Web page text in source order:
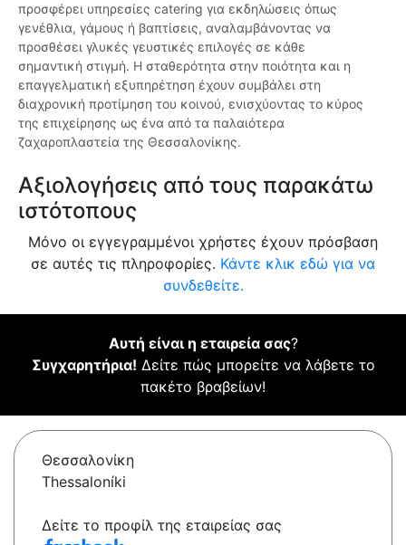
προσφέρει υπηρεσίες catering για εκδηλώσεις όπως
γενέθλια, γάμους ή βαπτίσεις, αναλαμβάνοντας να
προσθέσει γλυκές γευστικές επιλογές σε κάθε
σημαντική στιγμή. Η σταθερότητα στην ποιότητα και η
επαγγελματική εξυπηρέτηση έχουν συμβάλει στη
διαχρονική προτίμηση του κοινού, ενισχύοντας το κύρος
της επιχείρησης ως ένα από τα παλαιότερα
ζαχαροπλαστεία της Θεσσαλονίκης.
Αξιολογήσεις από τους παρακάτω
ιστότοπους
Μόνο οι εγγεγραμμένοι χρήστες έχουν πρόσβαση
σε αυτές τις πληροφορίες. Κάντε κλικ εδώ για να
συνδεθείτε.
Αυτή είναι η εταιρεία σας?
Συγχαρητήρια! Δείτε πώς μπορείτε να λάβετε το
πακέτο βραβείων!
Θεσσαλονίκη
Thessaloníki
Δείτε το προφίλ της εταιρείας σας